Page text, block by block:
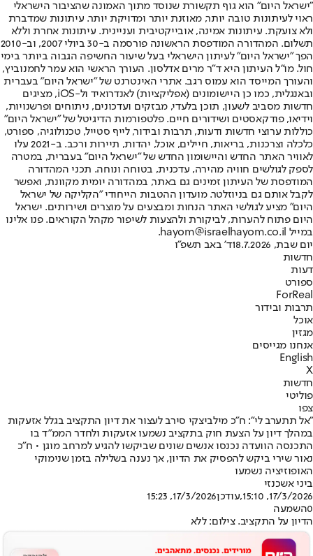
"ישראל היום" הוא גוף תקשורת שנוסד מתוך האמונה שהציבור הישראלי
ראוי לעיתונות טובה יותר, מאוזנת יותר ומדויקת יותר. עיתונות שמדברת
ולא צועקת. עיתונות אמינה, אובייקטיבית ועניינית. עיתונות אחרת וללא
תשלום. המהדורה המודפסת הראשונה פורסמה ב-30 ביולי 2007, וב-2010
הפך "ישראל היום" לעיתון הישראלי בעל שיעור החשיפה הגבוה ביותר בימי
חול. מו"ל העיתון היא ד"ר מרים אדלסון. העורך הראשי הוא עמר לחמנוביץ,
והעורך המייסד הוא עמוס רגב. אתרי האינטרנט של "ישראל היום" בעברית
ובאנגלית, כמו כן היישומונים (אפליקציות) לאנדרואיד ול-iOS, מציגים
חדשות מסביב לשעון, תוכן בלעדי, מבזקים ועדכונים, ניתוחים ופרשנויות,
וידיאו, פודקאסטים ושידורים חיים. פלטפורמות הדיגיטל של "ישראל היום"
כוללות ערוצי חדשות ודעות, תרבות ובידור, לייף סטייל, טכנולוגיה, ספורט,
כלכלה וצרכנות, בריאות, חיילים, אוכל, יהדות, תיירות ורכב. ב-2021 עלו
לאוויר האתר החדש והיישומון החדש של "ישראל היום" בעברית, במטרה
לספק לגולשים חוויה מהירה, עדכנית, בטוחה ונוחה. תכני המהדורה
המודפסת של העיתון זמינים גם באתר, במהדורה יומית מקוונת, ואפשר
לקבל אותם גם בניוזלטר. מועדון ההטבות הייחודי "הקליקה של ישראל
היום" מציע לגולשי האתר הנחות ומבצעים על מוצרים ושירותים. ישראל
היום פתוח להערות, לביקורת ולהצעות לשיפור מקהל הקוראים. פנו אלינו
במייל hayom@israelhayom.co.il.
יום שבת, 18.7.2026
ד' באב תשפ"ו
חדשות
דעות
ספורט
ForReal
תרבות ובידור
אוכל
מגזין
אנחנו מגייסים
English
X
חדשות
פוליטי
צפו
"אל תתערב לי": ח"כ מילביצקי סירב לעצור את דיון התקציב בגלל אזעקות
במהלך דיון על הצעת חוק בתקציב נשמעו אזעקות ולחדר הממ"ד בו
התכנסה הוועדה נכנסו אנשים שונים שביקשו להגיע למרחב מוגן • ח"כ
נאור שירי ביקש להפסיק את הדיון, אך נענה בשלילה בזמן שנימוקי
האופוזיציה נשמעו
ביני אשכנזי
17/3/2026, 15:10
,עודכן17/3/2026, 15:23
0השמעה
הדיון על התקציב. צילום: ללא